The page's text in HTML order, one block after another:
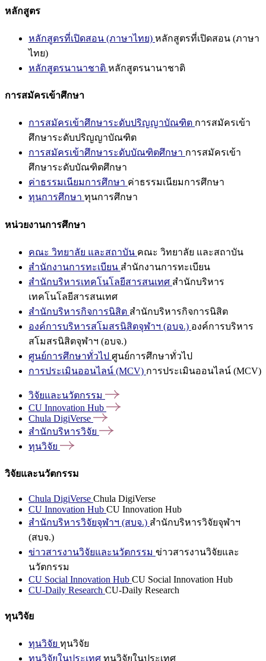
หลักสูตร
หลักสูตรที่เปิดสอน (ภาษาไทย) หลักสูตรที่เปิดสอน (ภาษา
ไทย)
หลักสูตรนานาชาติ หลักสูตรนานาชาติ
การสมัครเข้าศึกษา
การสมัครเข้าศึกษาระดับปริญญาบัณฑิต การสมัครเข้า
ศึกษาระดับปริญญาบัณฑิต
การสมัครเข้าศึกษาระดับบัณฑิตศึกษา การสมัครเข้า
ศึกษาระดับบัณฑิตศึกษา
ค่าธรรมเนียมการศึกษา ค่าธรรมเนียมการศึกษา
ทุนการศึกษา ทุนการศึกษา
หน่วยงานการศึกษา
คณะ วิทยาลัย และสถาบัน คณะ วิทยาลัย และสถาบัน
สำนักงานการทะเบียน สำนักงานการทะเบียน
สำนักบริหารเทคโนโลยีสารสนเทศ สำนักบริหาร
เทคโนโลยีสารสนเทศ
สำนักบริหารกิจการนิสิต สำนักบริหารกิจการนิสิต
องค์การบริหารสโมสรนิสิตจุฬาฯ (อบจ.) องค์การบริหาร
สโมสรนิสิตจุฬาฯ (อบจ.)
ศูนย์การศึกษาทั่วไป ศูนย์การศึกษาทั่วไป
การประเมินออนไลน์ (MCV) การประเมินออนไลน์ (MCV)
วิจัยและนวัตกรรม
CU Innovation Hub
Chula DigiVerse
สำนักบริหารวิจัย
ทุนวิจัย
วิจัยและนวัตกรรม
Chula DigiVerse Chula DigiVerse
CU Innovation Hub CU Innovation Hub
สำนักบริหารวิจัยจุฬาฯ (สบจ.) สำนักบริหารวิจัยจุฬาฯ
(สบจ.)
ข่าวสารงานวิจัยและนวัตกรรม ข่าวสารงานวิจัยและ
นวัตกรรม
CU Social Innovation Hub CU Social Innovation Hub
CU-Daily Research CU-Daily Research
ทุนวิจัย
ทุนวิจัย ทุนวิจัย
ทุนวิจัยในประเทศ ทุนวิจัยในประเทศ